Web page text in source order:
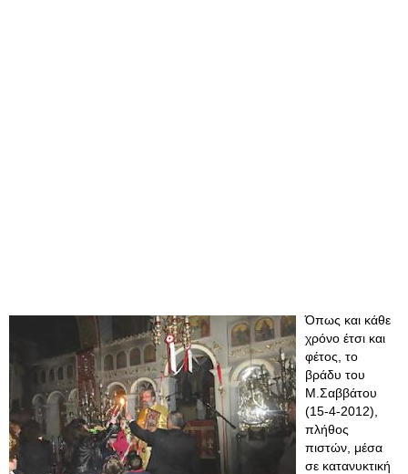
Όπως και κάθε
χρόνο έτσι και
φέτος, το
βράδυ του
Μ.Σαββάτου
(15-4-2012),
πλήθος
πιστών, μέσα
σε κατανυκτική